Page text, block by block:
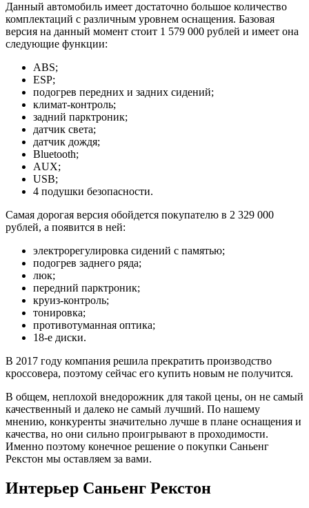
Данный автомобиль имеет достаточно большое количество
комплектаций с различным уровнем оснащения. Базовая
версия на данный момент стоит 1 579 000 рублей и имеет она
следующие функции:
ABS;
ESP;
подогрев передних и задних сидений;
климат-контроль;
задний парктроник;
датчик света;
датчик дождя;
Bluetooth;
AUX;
USB;
4 подушки безопасности.
Самая дорогая версия обойдется покупателю в 2 329 000
рублей, а появится в ней:
электрорегулировка сидений с памятью;
подогрев заднего ряда;
люк;
передний парктроник;
круиз-контроль;
тонировка;
противотуманная оптика;
18-е диски.
В 2017 году компания решила прекратить производство
кроссовера, поэтому сейчас его купить новым не получится.
В общем, неплохой внедорожник для такой цены, он не самый
качественный и далеко не самый лучший. По нашему
мнению, конкуренты значительно лучше в плане оснащения и
качества, но они сильно проигрывают в проходимости.
Именно поэтому конечное решение о покупки Саньенг
Рекстон мы оставляем за вами.
Интерьер Саньенг Рекстон